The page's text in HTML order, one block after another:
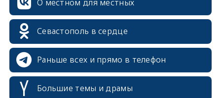
О местном для местных
Севастополь в сердце
Раньше всех и прямо в телефон
Большие темы и драмы